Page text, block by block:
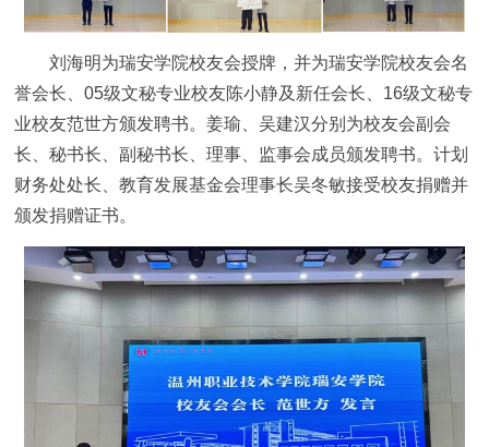
刘海明为瑞安学院校友会授牌，并为瑞安学院校友会名
誉会长、05级文秘专业校友陈小静及新任会长、16级文秘专
业校友范世方颁发聘书。姜瑜、吴建汉分别为校友会副会
长、秘书长、副秘书长、理事、监事会成员颁发聘书。计划
财务处处长、教育发展基金会理事长吴冬敏接受校友捐赠并
颁发捐赠证书。